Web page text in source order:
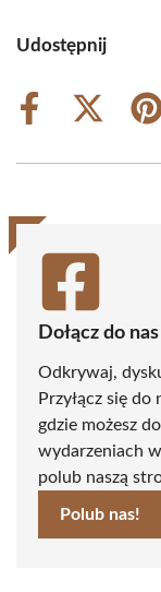
Udostępnij
Share
Share
(Twitter)
Dołącz do
Odkrywaj,
Przyłącz się do
gdzie możesz
wydarzeniach
polub naszą
Polub nas!